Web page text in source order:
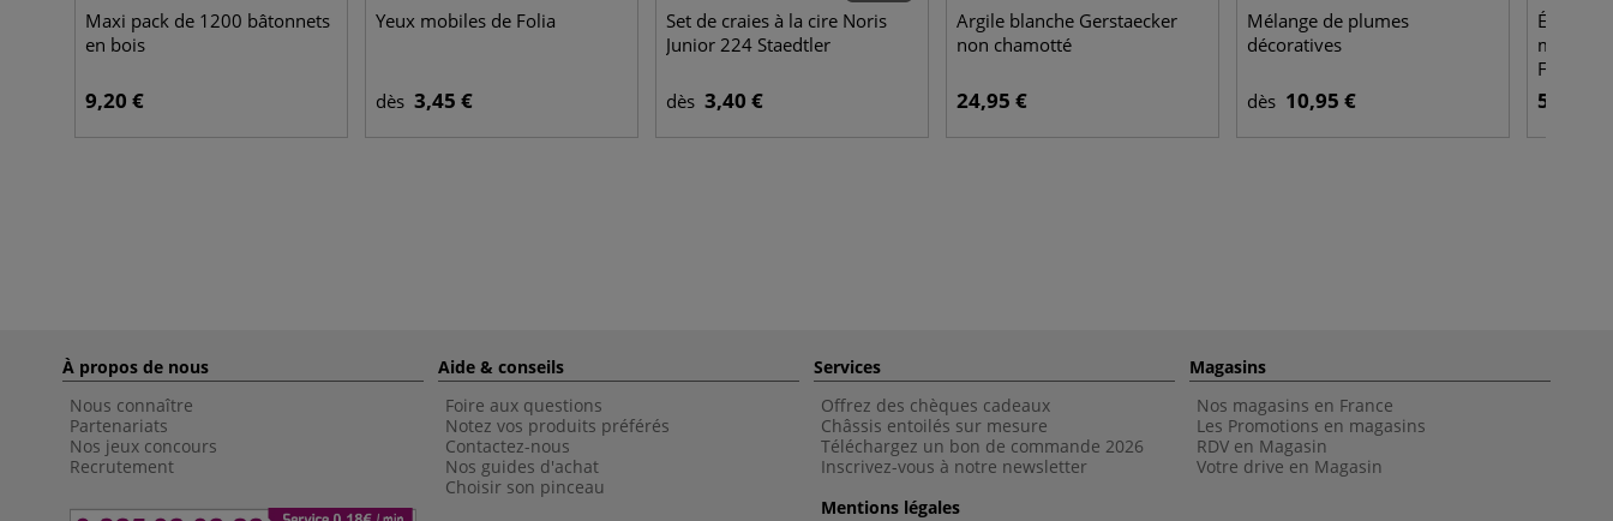
Maxi pack de 1200 bâtonnets
en bois
9,20 €
Yeux mobiles de Folia
dès 3,45 €
Set de craies à la cire Noris
Junior 224 Staedtler
dès 3,40 €
Argile blanche Gerstaecker
non chamotté
24,95 €
Mélange de plumes
décoratives
dès 10,95 €
Étui de
Faber-
5,95 €
À propos de nous
Nous connaître
Partenariats
Nos jeux concours
Recrutement
Aide & conseils
Foire aux questions
Notez vos produits préférés
Contactez-nous
Nos guides d'achat
Choisir son pinceau
Services
Offrez des chèques cadeaux
Châssis entoilés sur mesure
Téléchargez un bon de commande 2026
Inscrivez-vous à notre newsletter
Mentions légales
Magasins
Nos magasins en France
Les Promotions en magasins
RDV en Magasin
Votre drive en Magasin